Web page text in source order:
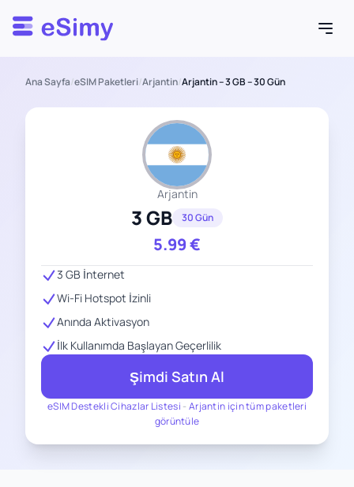
Esimy
Ana Sayfa/eSIM Paketleri/Arjantin/Arjantin – 3 GB – 30 Gün
Arjantin
3 GB 30 Gün
5.99€
eSIM Destekli Cihazlar Listesi - Arjantin için tüm paketleri
görüntüle
3 GB İnternet
Wi-Fi Hotspot İzinli
Anında Aktivasyon
İlk Kullanımda Başlayan Geçerlilik
Şimdi Satın Al